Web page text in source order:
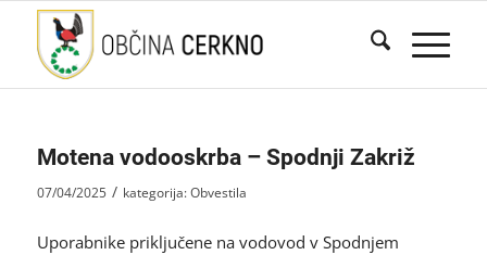
Motena vodooskrba – Spodnji Zakriž
07/04/2025 / kategorija:Obvestila
Uporabnike priključene na vodovod v Spodnjem